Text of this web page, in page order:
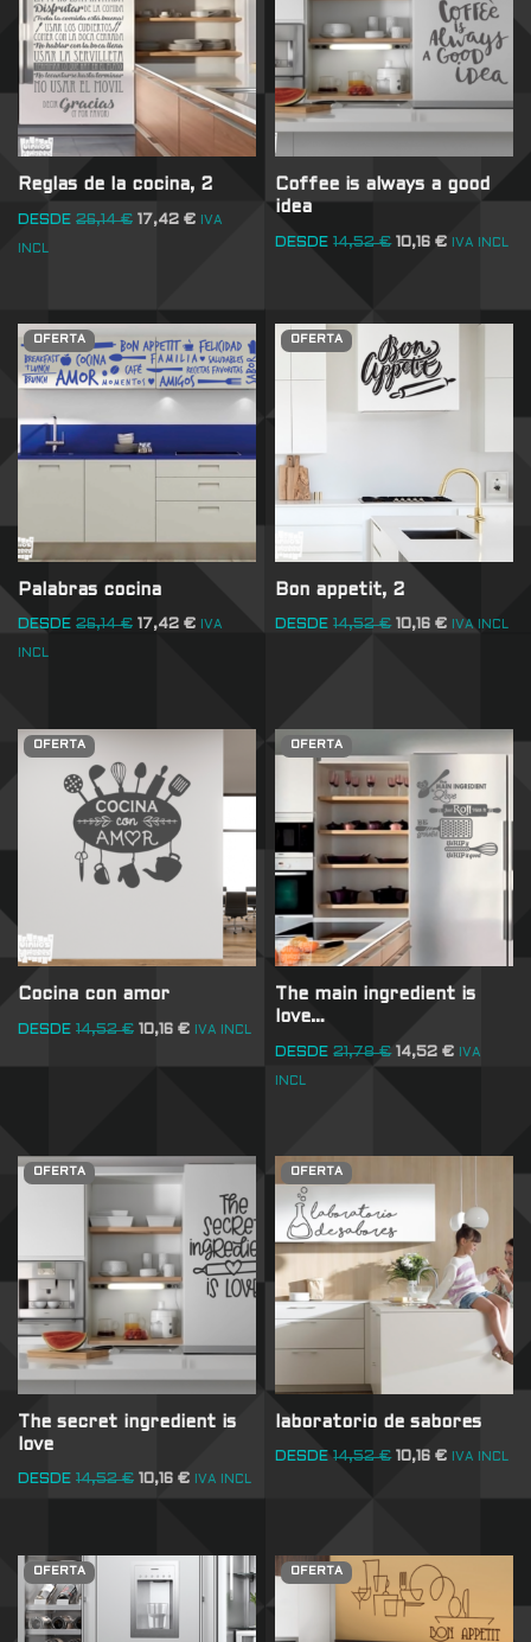
Reglas de la cocina, 2
DESDE 26,14€ 17,42 € IVA
INCL
Coffee is always a good
idea
DESDE 14,52€ 10,16€ IVA INCL
OFERTA
Palabras cocina
DESDE 26,14€ 17,42 € IVA
INCL
OFERTA
Bon appetit, 2
DESDE 14,52€ 10,16€ IVA INCL
OFERTA
Cocina con amor
DESDE 14,52€ 10,16 € IVA INCL
OFERTA
The main ingredient is
love…
DESDE 21,78€ 14,52€ IVA
INCL
OFERTA
The secret ingredient is
love
DESDE 14,52€ 10,16 € IVA INCL
OFERTA
laboratorio de sabores
DESDE 14,52€ 10,16€ IVA INCL
OFERTA OFERTA